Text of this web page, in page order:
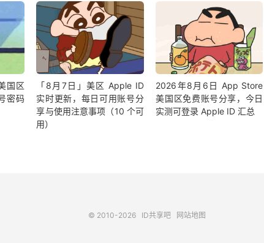
国区
密码
「8月7日」美区 Apple ID
实时更新，每日可用账号分
享与使用注意事项（10 个可
用）
2026年8月6日 App Store
美国区免费账号分享，今日
实测可登录 Apple ID 汇总
© 2010-2026 ID共享吧 网站地图